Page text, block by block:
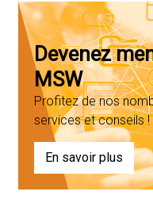
Devenez
MSW
Profitez de nos
services et conseils !
En savoir plus